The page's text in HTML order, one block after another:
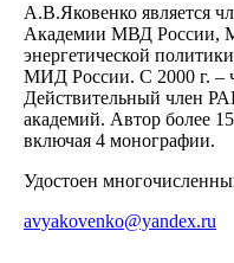
А.В.Яковенко является
Академии МВД России,
энергетической
МИД России. С 2000 г. –
Действительный член
академий. Автор более
включая 4 монографии.
Удостоен
avyakovenko@yandex.ru